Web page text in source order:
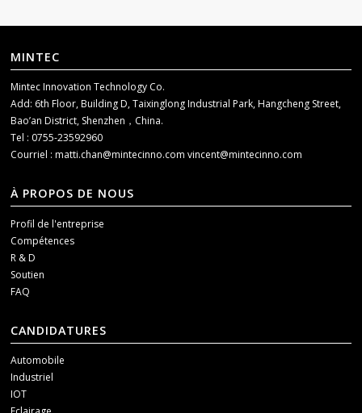
MINTEC
Mintec Innovation Technology Co.
Add: 6th Floor, Building D, Taixinglong Industrial Park, Hangcheng Street,
Bao’an District, Shenzhen，China.
Tel : 0755-23592960
Courriel :matti.chan@mintecinno.comvincent@mintecinno.com
À PROPOS DE NOUS
Profil de l'entreprise
Compétences
R & D
Soutien
FAQ
CANDIDATURES
Automobile
Industriel
IOT